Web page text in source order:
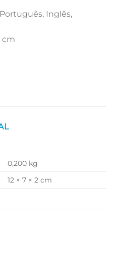
Inglês,
cm
0,200 kg
12 × 7 × 2 cm